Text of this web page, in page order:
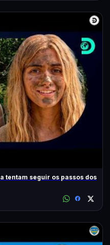
tentam seguir os passos dos